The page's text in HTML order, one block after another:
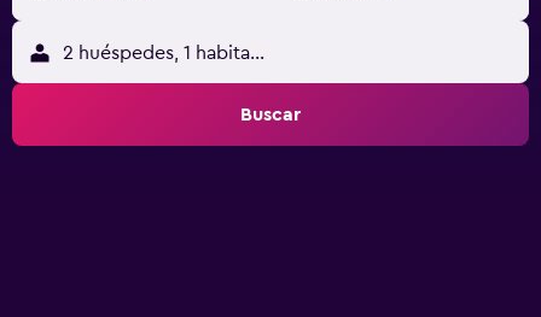
2 huéspedes, 1 habitación
Buscar